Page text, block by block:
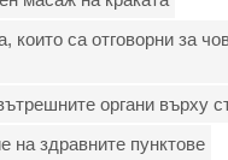
които са отговорни за
органи върху
на здравните пунктове